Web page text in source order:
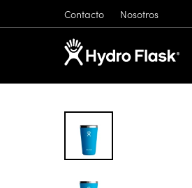
Contacto Nosotros